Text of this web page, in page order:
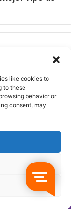
like cookies to
to these
behavior or
consent, may
crucero
Asia con